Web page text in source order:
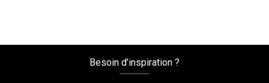
Besoin d’inspiration ?